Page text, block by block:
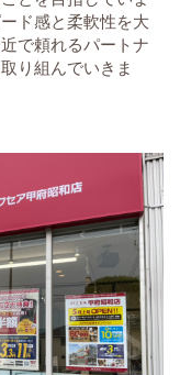
ド感と柔軟性を大
で頼れるパートナ
り組んでいきま